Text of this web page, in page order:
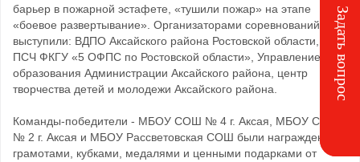
барьер в пожарной эстафете, «тушили пожар» на этапе
«боевое развертывание». Организаторами соревнований
выступили: ВДПО Аксайского района Ростовской области, 44
ПСЧ ФКГУ «5 ОФПС по Ростовской области», Управление
образования Администрации Аксайского района, центр
творчества детей и молодежи Аксайского района.
Команды-победители - МБОУ СОШ № 4 г. Аксая, МБОУ СОШ
№ 2 г. Аксая и МБОУ Рассветовская СОШ были награждены
грамотами, кубками, медалями и ценными подарками от
Задать вопрос